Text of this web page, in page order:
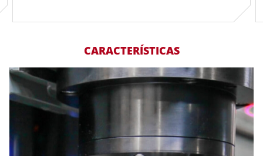
CARACTERÍSTICAS